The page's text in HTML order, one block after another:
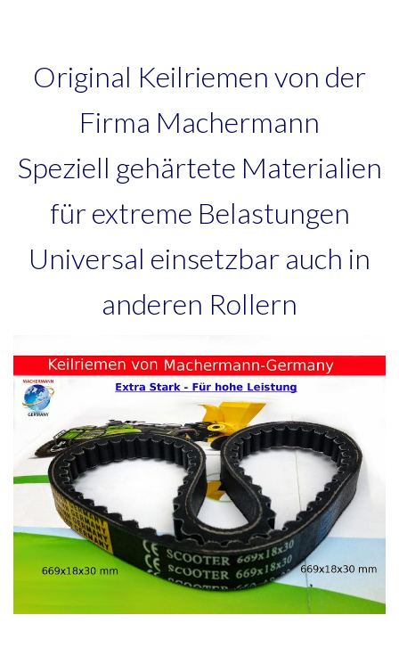
Original Keilriemen von der
Firma Machermann
Speziell gehärtete Materialien
für extreme Belastungen
Universal einsetzbar auch in
anderen Rollern